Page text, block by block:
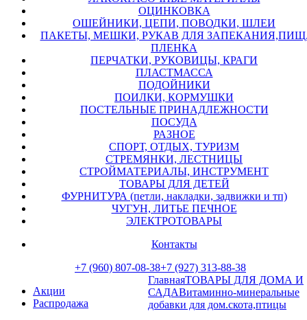
ОЦИНКОВКА
ОШЕЙНИКИ, ЦЕПИ, ПОВОДКИ, ШЛЕИ
ПАКЕТЫ, МЕШКИ, РУКАВ ДЛЯ ЗАПЕКАНИЯ,ПИЩ.
ПЛЕНКА
ПЕРЧАТКИ, РУКОВИЦЫ, КРАГИ
ПЛАСТМАССА
ПОДОЙНИКИ
ПОИЛКИ, КОРМУШКИ
ПОСТЕЛЬНЫЕ ПРИНАДЛЕЖНОСТИ
ПОСУДА
РАЗНОЕ
СПОРТ, ОТДЫХ, ТУРИЗМ
СТРЕМЯНКИ, ЛЕСТНИЦЫ
СТРОЙМАТЕРИАЛЫ, ИНСТРУМЕНТ
ТОВАРЫ ДЛЯ ДЕТЕЙ
ФУРНИТУРА (петли, накладки, задвижки и тп)
ЧУГУН, ЛИТЬЕ ПЕЧНОЕ
ЭЛЕКТРОТОВАРЫ
Контакты
+7 (960) 807-08-38+7 (927) 313-88-38
Акции
Распродажа
ГлавнаяТОВАРЫ ДЛЯ ДОМА И
САДАВитаминно-минеральные
добавки для дом.скота,птицы